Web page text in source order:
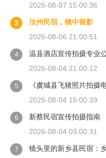
2026-08-07 15:00:36
3
汝州民宿，镜中留影
2026-08-06 21:00:51
4
温县酒店宣传拍摄专业
2026-08-04 21:00:12
5
《虞城县飞猪照片拍摄
2026-08-04 15:00:39
6
新蔡民宿宣传拍摄指南
2026-08-04 03:00:31
7 镜头里的新乡县民宿：